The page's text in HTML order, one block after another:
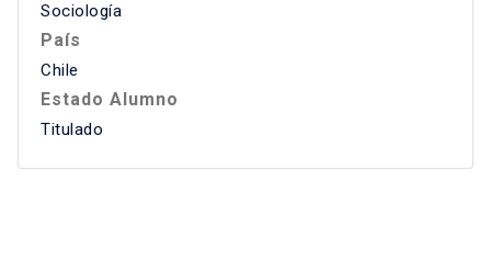
Sociología
País
Chile
Estado Alumno
Titulado